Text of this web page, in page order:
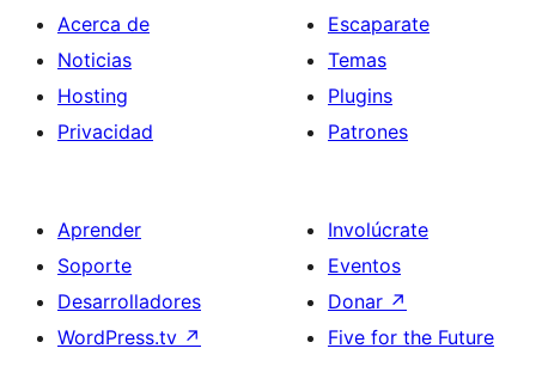
Acerca de
Noticias
Hosting
Privacidad
Escaparate
Temas
Plugins
Patrones
Aprender
Soporte
Desarrolladores
WordPress.tv ↗
Involúcrate
Eventos
Donar ↗
Five for the Future